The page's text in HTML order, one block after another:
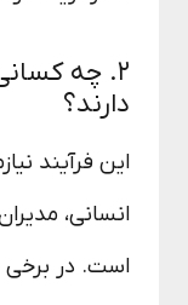
۲. چه
دارند؟
این فرآیند
انسانی،
است. در برخی